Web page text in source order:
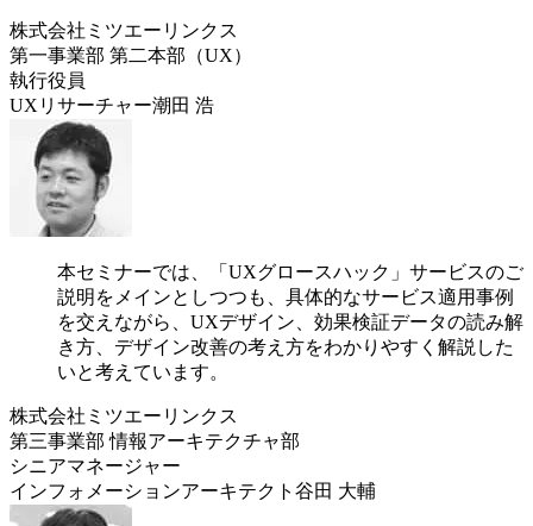
株式会社ミツエーリンクス
第一事業部 第二本部（UX）
執行役員
UXリサーチャー潮田 浩
本セミナーでは、「UXグロースハック」サービスのご
説明をメインとしつつも、具体的なサービス適用事例
を交えながら、UXデザイン、効果検証データの読み解
き方、デザイン改善の考え方をわかりやすく解説した
いと考えています。
株式会社ミツエーリンクス
第三事業部 情報アーキテクチャ部
シニアマネージャー
インフォメーションアーキテクト谷田 大輔